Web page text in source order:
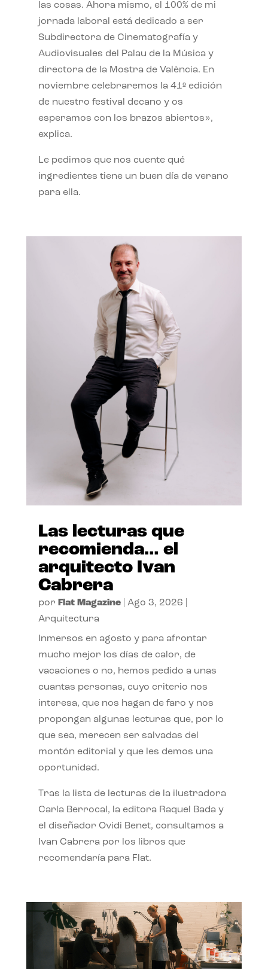
las cosas. Ahora mismo, el 100% de mi
jornada laboral está dedicado a ser
Subdirectora de Cinematografía y
Audiovisuales del Palau de la Música y
directora de la Mostra de València. En
noviembre celebraremos la 41ª edición
de nuestro festival decano y os
esperamos con los brazos abiertos»,
explica.
Le pedimos que nos cuente qué
ingredientes tiene un buen día de verano
para ella.
Las lecturas que
recomienda… el
arquitecto Ivan
Cabrera
por Flat Magazine| Ago 3, 2026
Arquitectura
Inmersos en agosto y para afrontar
mucho mejor los días de calor, de
vacaciones o no, hemos pedido a unas
cuantas personas, cuyo criterio nos
interesa, que nos hagan de faro y nos
propongan algunas lecturas que, por lo
que sea, merecen ser salvadas del
montón editorial y que les demos una
oportunidad.
Tras la lista de lecturas de la ilustradora
Carla Berrocal, la editora Raquel Bada y
el diseñador Ovidi Benet, consultamos a
Ivan Cabrera por los libros que
recomendaría para Flat.